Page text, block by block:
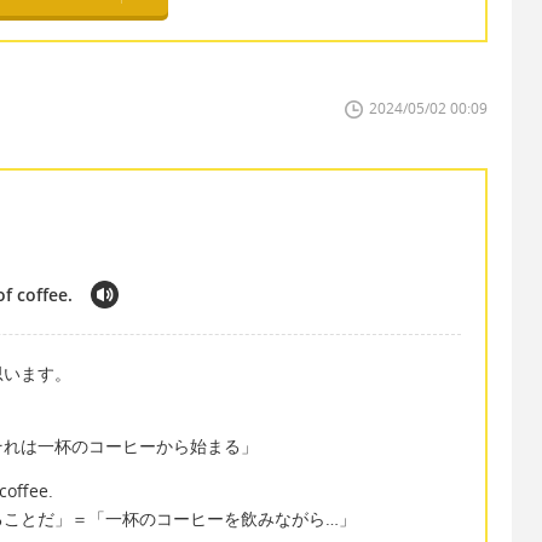
2024/05/02 00:09
coffee.
ます。
は一杯のコーヒーから始まる」
とだ」＝「一杯のコーヒーを飲みながら…」